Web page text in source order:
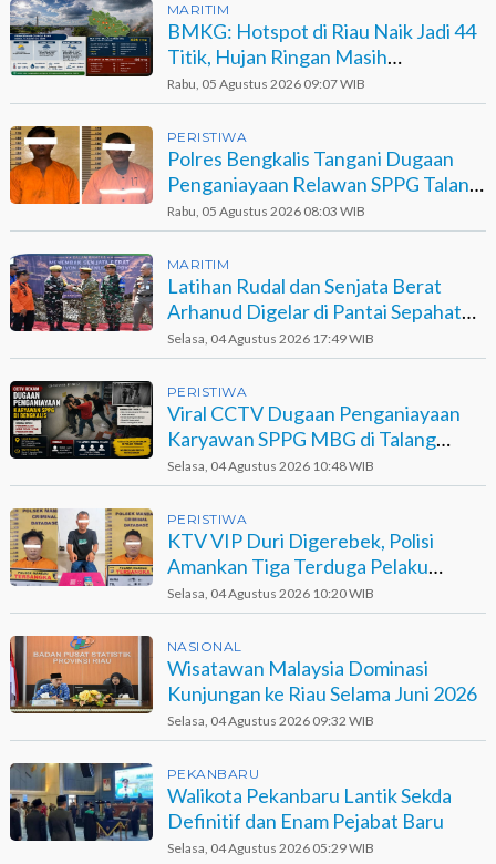
MARITIM
BMKG: Hotspot di Riau Naik Jadi 44
Titik, Hujan Ringan Masih
Berpotensi Terjadi
Rabu, 05 Agustus 2026 09:07 WIB
PERISTIWA
Polres Bengkalis Tangani Dugaan
Penganiayaan Relawan SPPG Talang
Muandau
Rabu, 05 Agustus 2026 08:03 WIB
MARITIM
Latihan Rudal dan Senjata Berat
Arhanud Digelar di Pantai Sepahat
Bengkalis
Selasa, 04 Agustus 2026 17:49 WIB
PERISTIWA
Viral CCTV Dugaan Penganiayaan
Karyawan SPPG MBG di Talang
Muandau
Selasa, 04 Agustus 2026 10:48 WIB
PERISTIWA
KTV VIP Duri Digerebek, Polisi
Amankan Tiga Terduga Pelaku
Narkotika
Selasa, 04 Agustus 2026 10:20 WIB
NASIONAL
Wisatawan Malaysia Dominasi
Kunjungan ke Riau Selama Juni 2026
Selasa, 04 Agustus 2026 09:32 WIB
PEKANBARU
Walikota Pekanbaru Lantik Sekda
Definitif dan Enam Pejabat Baru
Selasa, 04 Agustus 2026 05:29 WIB